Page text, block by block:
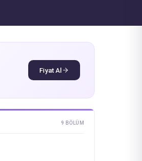
Fiyat Al
9 BÖLÜM